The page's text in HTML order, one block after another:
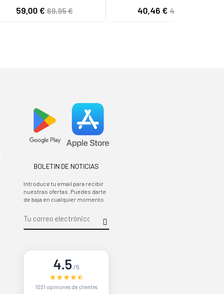
59,00 € 69,95 € 40,46 €44,95 €
BOLETIN DE NOTICIAS
Introduce tu email para recibir
nuestras ofertas. Puedes darte
de baja en cualquier momento.
4.5/5
1031 opiniones de clientes